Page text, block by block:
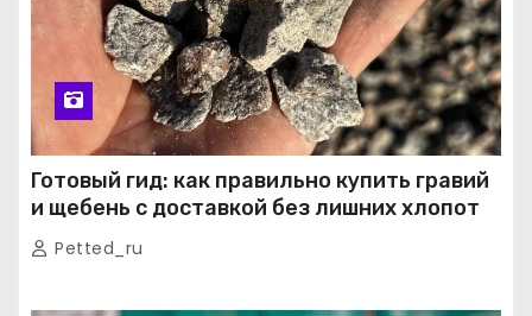
Готовый гид: как правильно купить гравий
и щебень с доставкой без лишних хлопот
Petted_ru